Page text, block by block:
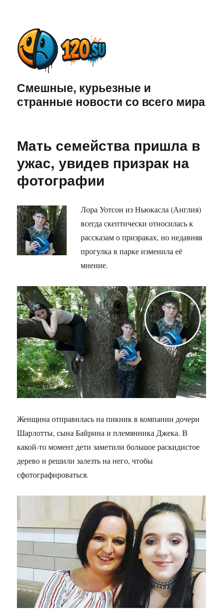
Смешные, курьезные и
странные новости со всего мира
Мать семейства пришла в
ужас, увидев призрак на
фотографии
Лора Уотсон из Ньюкасла (Англия)
всегда скептически относилась к
рассказам о призраках, но недавняя
прогулка в парке изменила её
мнение.
Женщина отправилась на пикник в компании дочери
Шарлотты, сына Байрина и племянника Джека. В
какой-то момент дети заметили большое раскидистое
дерево и решили залезть на него, чтобы
сфотографироваться.